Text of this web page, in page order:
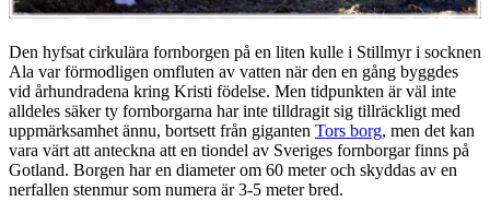
Den hyfsat cirkulära fornborgen på en liten kulle i Stillmyr i socknen
Ala var förmodligen omfluten av vatten när den en gång byggdes
vid århundradena kring Kristi födelse. Men tidpunkten är väl inte
alldeles säker ty fornborgarna har inte tilldragit sig tillräckligt med
uppmärksamhet ännu, bortsett från giganten Tors borg, men det kan
vara värt att anteckna att en tiondel av Sveriges fornborgar finns på
Gotland. Borgen har en diameter om 60 meter och skyddas av en
nerfallen stenmur som numera är 3-5 meter bred.